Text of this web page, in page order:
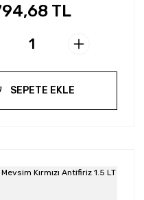
TL
SEPETE EKLE